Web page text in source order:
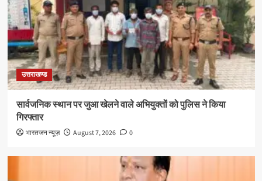
उत्तराखण्ड
सार्वजनिक स्थान पर जुआ खेलने वाले अभियुक्तों को पुलिस ने किया
गिरफ्तार
भारतजन न्यूज़ August 7, 2026 0